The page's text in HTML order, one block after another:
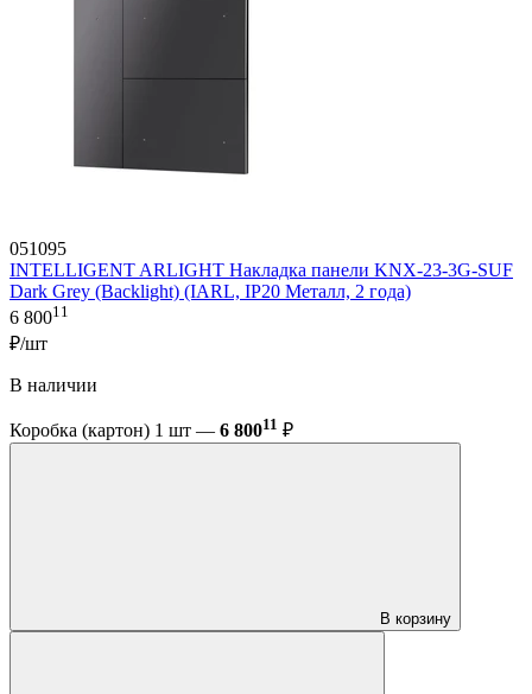
051095
INTELLIGENT ARLIGHT Накладка панели KNX-23-3G-SUF
Dark Grey (Backlight) (IARL, IP20 Металл, 2 года)
6 80011
₽/шт
В наличии
Коробка (картон) 1 шт — 6 80011 ₽
В корзину